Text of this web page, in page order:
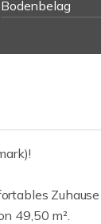
Bodenbelag
49,50 m².